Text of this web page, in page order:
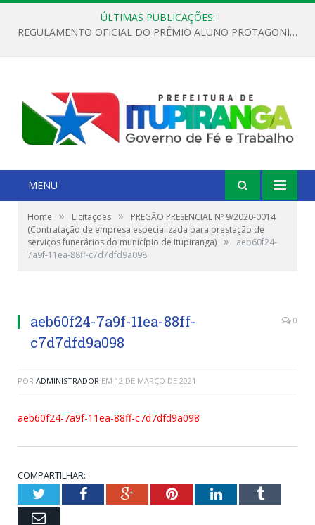
ÚLTIMAS PUBLICAÇÕES:
REGULAMENTO OFICIAL DO PRÊMIO ALUNO PROTAGONISTA – EDIÇÃO 2026
MENU
Home » Licitações »
PREGÃO PRESENCIAL Nº 9/2020-0014
(Contratação de empresa especializada para prestação de
serviços funerários do município de Itupiranga) »
aeb60f24-
7a9f-11ea-88ff-c7d7dfd9a098
aeb60f24-7a9f-11ea-88ff-
c7d7dfd9a098
0
POR ADMINISTRADOR EM 12 DE MARÇO DE 2021
aeb60f24-7a9f-11ea-88ff-c7d7dfd9a098
COMPARTILHAR:
TwitterFacebookGoogle+PinterestLinkedInTumblr
Email